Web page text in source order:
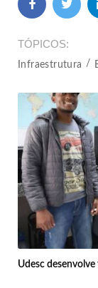
TÓPICOS
Infraestrutura
Udesc